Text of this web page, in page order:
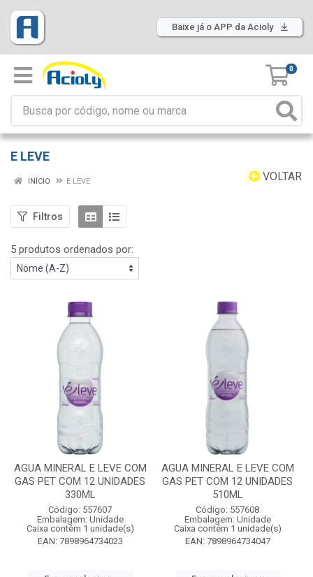
Baixe já o APP da Acioly
0
E LEVE
VOLTAR
INÍCIO E LEVE
Filtros
5 produtos ordenados por:
AGUA MINERAL E LEVE COM
GAS PET COM 12 UNIDADES
330ML
Código: 557607
Embalagem: Unidade
Caixa contém 1 unidade(s)
EAN: 7898964734023
AGUA MINERAL E LEVE COM
GAS PET COM 12 UNIDADES
510ML
Código: 557608
Embalagem: Unidade
Caixa contém 1 unidade(s)
EAN: 7898964734047